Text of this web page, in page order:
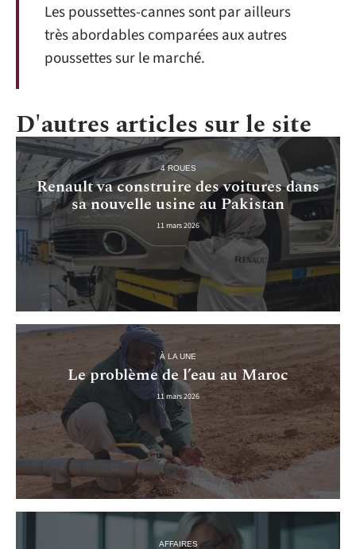
Les poussettes-cannes sont par ailleurs
très abordables comparées aux autres
poussettes sur le marché.
D'autres articles sur le site
4 ROUES
Renault va construire des voitures dans
sa nouvelle usine au Pakistan
11 mars 2026
À LA UNE
Le problème de l’eau au Maroc
11 mars 2026
AFFAIRES